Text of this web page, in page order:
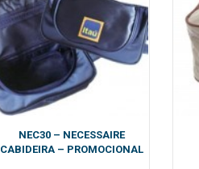
NEC30 – NECESSAIRE
CABIDEIRA – PROMOCIONAL